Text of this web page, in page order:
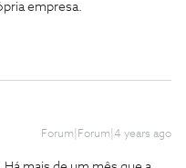
empresa.
Forum|Forum|4 years ago